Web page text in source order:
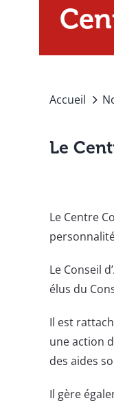
Accueil
Le
Le Centre
Le Conseil
élus du
Il est
une action
des aides
Il gère